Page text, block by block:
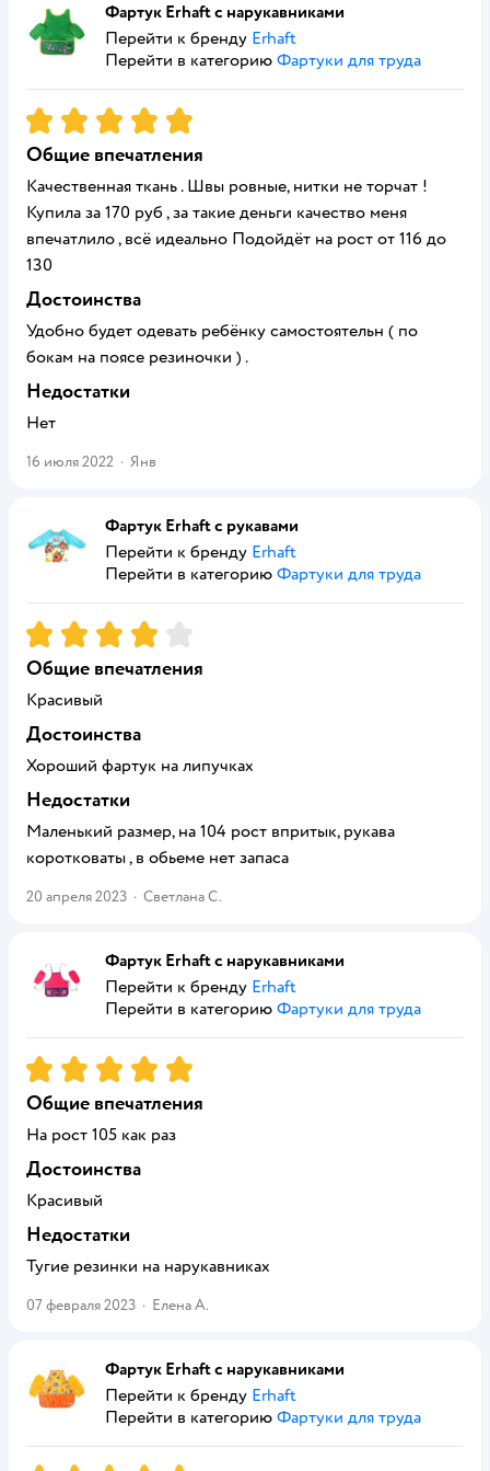
Фартук Erhaft с нарукавниками
Перейти к бренду Erhaft
Перейти в категорию Фартуки для труда
Рейтинг:5
Общие впечатления
Качественная ткань . Швы ровные, нитки не торчат !
Купила за 170 руб , за такие деньги качество меня
впечатлило , всё идеально Подойдёт на рост от 116 до
130
Достоинства
Удобно будет одевать ребёнку самостоятельн ( по
бокам на поясе резиночки ) .
Недостатки
Нет
16 июля 2022 · Янв
Фартук Erhaft с рукавами
Перейти к бренду Erhaft
Перейти в категорию Фартуки для труда
Рейтинг:4
Общие впечатления
Красивый
Достоинства
Хороший фартук на липучках
Недостатки
Маленький размер, на 104 рост впритык, рукава
коротковаты , в обьеме нет запаса
20 апреля 2023 · Светлана С.
Фартук Erhaft с нарукавниками
Перейти к бренду Erhaft
Перейти в категорию Фартуки для труда
Рейтинг:5
Общие впечатления
На рост 105 как раз
Достоинства
Красивый
Недостатки
Тугие резинки на нарукавниках
07 февраля 2023 · Елена А.
Фартук Erhaft с нарукавниками
Перейти к бренду Erhaft
Перейти в категорию Фартуки для труда